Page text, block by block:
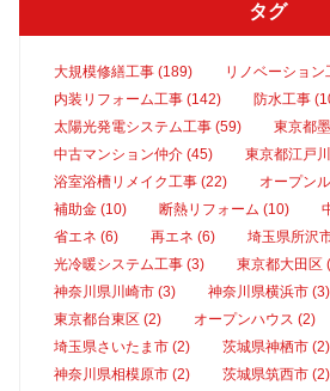
タグ
大規模修繕工事 (189)
リノベーショ
内装リフォーム工事 (142)
防水工事
太陽光発電システム工事 (59)
東京都
中古マンション仲介 (45)
東京都江戸
浴室浴槽リメイク工事 (22)
オープン
補助金 (10)
断熱リフォーム (10)
省エネ (6)
再エネ (6)
埼玉県所沢
光冷暖システム工事 (3)
東京都大田区
神奈川県川崎市 (3)
神奈川県横浜市 (3)
東京都台東区 (2)
オープンハウス (2)
埼玉県さいたま市 (2)
茨城県神栖市 (2)
神奈川県相模原市 (2)
茨城県筑西市 (2)